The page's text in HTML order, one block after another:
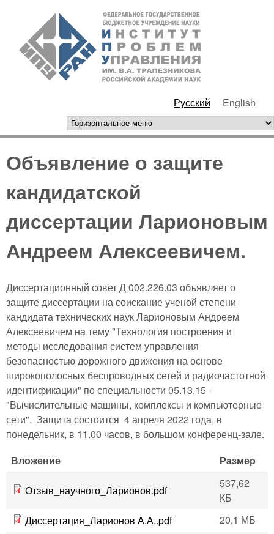
Перейти к основному
содержанию
РАН
Русский English
горизонтальное меню
Объявление о защите
кандидатской
диссертации Ларионовым
Андреем Алексеевичем.
Диссертационный совет Д 002.226.03 объявляет о
защите диссертации на соискание ученой степени
кандидата технических наук Ларионовым Андреем
Алексеевичем на тему "Технология построения и
методы исследования систем управления
безопасностью дорожного движения на основе
широкополосных беспроводных сетей и радиочастотной
идентификации" по специальности 05.13.15 -
"Вычислительные машины, комплексы и компьютерные
сети". Защита состоится 4 апреля 2022 года, в
понедельник, в 11.00 часов, в большом конференц-зале.
Вложение
Размер
Отзыв_научного_Ларионов.pdf
537,62
КБ
Диссертация_Ларионов А.А..pdf
20,1 МБ